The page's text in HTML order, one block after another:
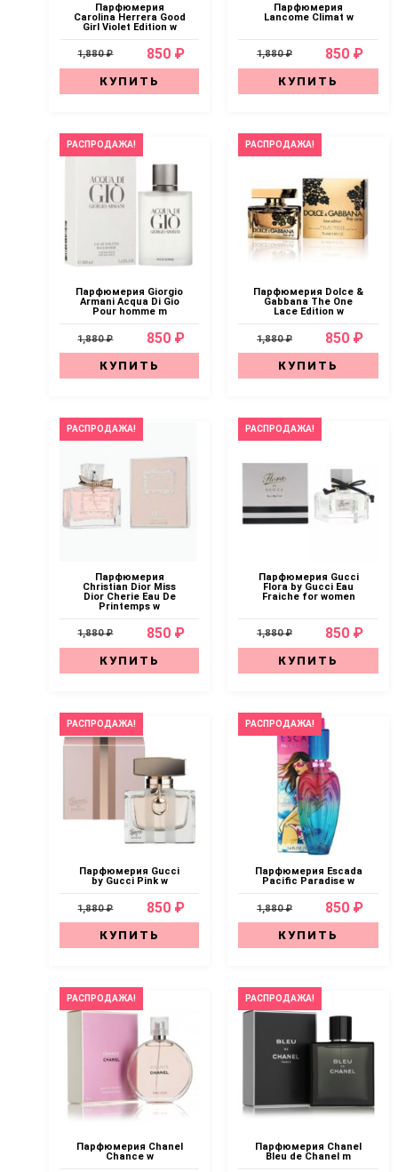
Парфюмерия
Carolina Herrera Good
Girl Violet Edition w
1,880 ₽ 850 ₽
КУПИТЬ
Парфюмерия
Lancome Climat w
1,880 ₽ 850 ₽
КУПИТЬ
РАСПРОДАЖА!
Парфюмерия Giorgio
Armani Acqua Di Gio
Pour homme m
1,880 ₽ 850 ₽
КУПИТЬ
РАСПРОДАЖА!
Парфюмерия Dolce &
Gabbana The One
Lace Edition w
1,880 ₽ 850 ₽
КУПИТЬ
РАСПРОДАЖА!
Парфюмерия
Christian Dior Miss
Dior Cherie Eau De
Printemps w
1,880 ₽ 850 ₽
КУПИТЬ
РАСПРОДАЖА!
Парфюмерия Gucci
Flora by Gucci Eau
Fraiche for women
1,880 ₽ 850 ₽
КУПИТЬ
РАСПРОДАЖА!
Парфюмерия Gucci
by Gucci Pink w
1,880 ₽ 850 ₽
КУПИТЬ
РАСПРОДАЖА!
Парфюмерия Escada
Pacific Paradise w
1,880 ₽ 850 ₽
КУПИТЬ
РАСПРОДАЖА!
Парфюмерия Chanel
Chance w
РАСПРОДАЖА!
Парфюмерия Chanel
Bleu de Chanel m